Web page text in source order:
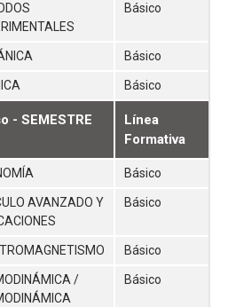
Básico
Básico
Básico
- SEMESTRE
Línea
Formativa
Básico
AVANZADO Y
Básico
Básico
/
Básico